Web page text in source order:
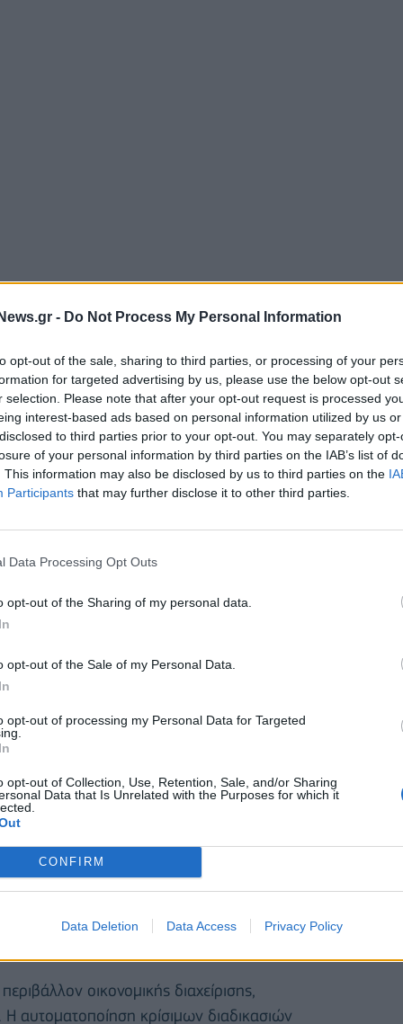
- Do Not Process My Personal Information
opt-out of the sale, sharing to third parties, or processing of your
for targeted advertising by us, please use the below opt-out
selection. Please note that after your opt-out request is processed
interest-based ads based on personal information utilized by us
to third parties prior to your opt-out. You may separately
of your personal information by third parties on the IAB’s list of
This information may also be disclosed by us to third parties on the
Participants that may further disclose it to other third parties.
Data Processing Opt Outs
opt-out of the Sharing of my personal data.
opt-out of the Sale of my Personal Data.
opt-out of processing my Personal Data for Targeted
opt-out of Collection, Use, Retention, Sale, and/or Sharing
Data that Is Unrelated with the Purposes for which it
CONFIRM
Data Deletion Data Access Privacy Policy
σύστημα οικονομικής διαχείρισης,
αποκτά πρόσβαση σε ολοκληρωμένη και
χρόνο, αξιοποιώντας ένα σύγχρονο Σύστημα
ευελιξία και υποστηρίζει την ταχύτερη και
συνεργατών της.
το σύνολο της διαδικασίας
έκδοσης παραστατικών (φορτωτικών) και
αποστολή των παραστατικών στους πελάτες
myDATA της ΑΑΔΕ, μέσω Παρόχου Ηλεκτρονικής
οικονομικής διαχείρισης,
Η αυτοματοποίηση κρίσιμων διαδικασιών